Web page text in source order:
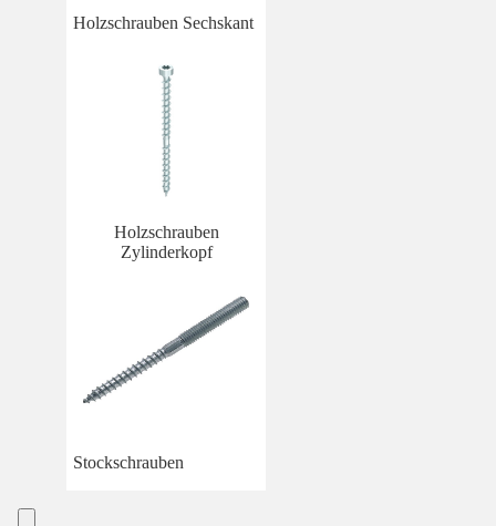
Holzschrauben Sechskant
Holzschrauben
Zylinderkopf
Stockschrauben